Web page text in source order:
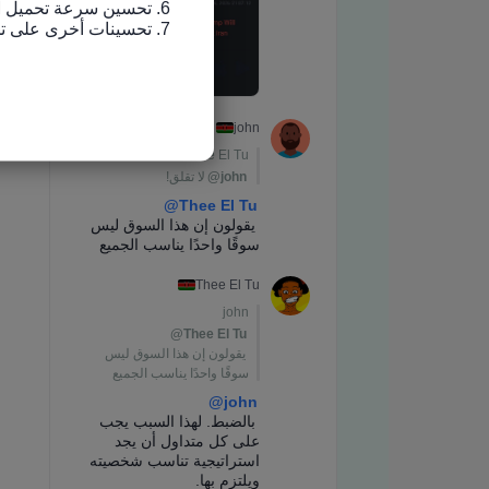
7. تحسينات أخرى على تجربة الاستخدام وإصلاح الأخطاء